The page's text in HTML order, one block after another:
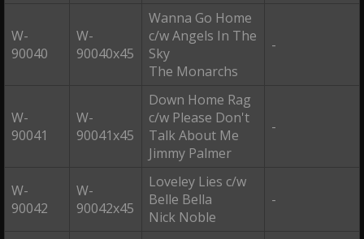
W-
90040
W-
90040x45
Wanna Go Home
c/w Angels In The
Sky
The Monarchs
-
W-
90041
W-
90041x45
Down Home Rag
c/w Please Don't
Talk About Me
Jimmy Palmer
-
W-
90042
W-
90042x45
Loveley Lies c/w
Belle Bella
Nick Noble
-